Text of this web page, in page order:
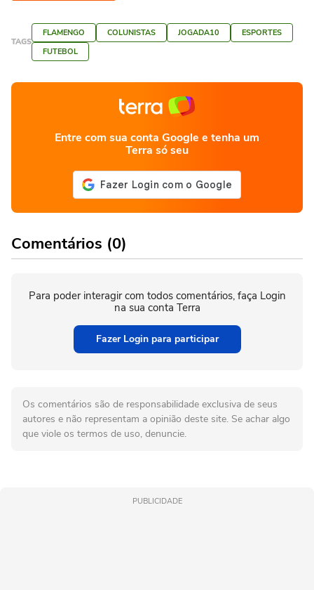
TAGS
FLAMENGO COLUNISTAS JOGADA10
ESPORTES
FUTEBOL
Entre com sua conta Google e tenha um
Terra só seu
Comentários (0)
Para poder interagir com todos comentários, faça Login
na sua conta Terra
Fazer Login para participar
Os comentários são de responsabilidade exclusiva de seus
autores e não representam a opinião deste site. Se achar algo
que viole os termos de uso, denuncie.
PUBLICIDADE